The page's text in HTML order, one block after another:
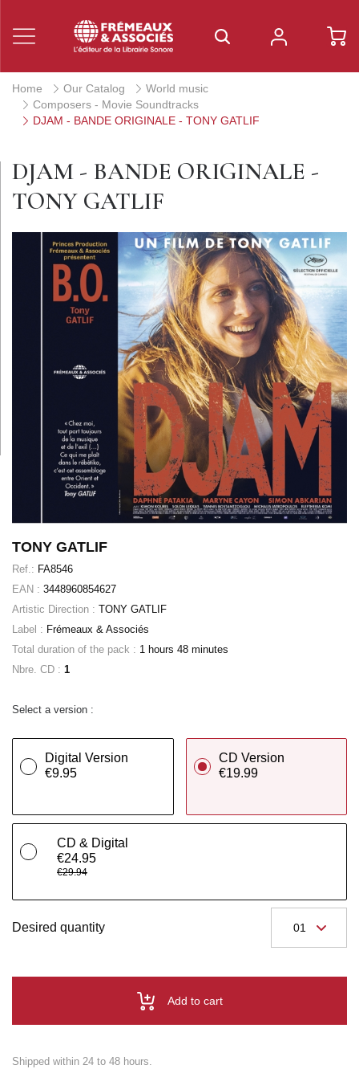
Home Our Catalog
World music
Composers - Movie Soundtracks
DJAM - BANDE ORIGINALE - TONY GATLIF
DJAM - BANDE ORIGINALE -
TONY GATLIF
TONY GATLIF
Ref.: FA8546
EAN : 3448960854627
Artistic Direction : TONY GATLIF
Label : Frémeaux & Associés
Total duration of the pack : 1 hours 48 minutes
Nbre. CD : 1
Select a version :
Digital Version
€9.95
CD Version
€19.99
CD & Digital
€24.95
€29.94
Desired quantity
Add to cart
Shipped within 24 to 48 hours.